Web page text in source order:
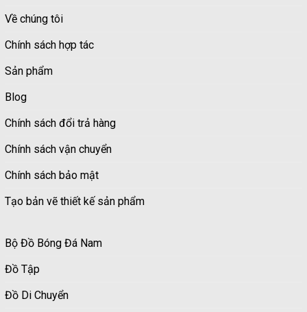
Về chúng tôi
Chính sách hợp tác
Sản phẩm
Blog
Chính sách đổi trả hàng
Chính sách vận chuyển
Chính sách bảo mật
Tạo bản vẽ thiết kế sản phẩm
Bộ Đồ Bóng Đá Nam
Đồ Tập
Đồ Di Chuyển